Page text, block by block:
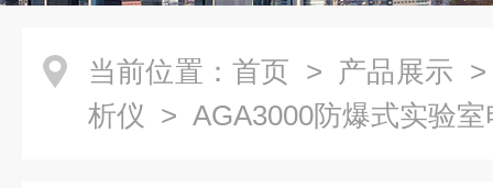
当前位置： 首页 > 产品展示
析仪 > AGA3000防爆式实验